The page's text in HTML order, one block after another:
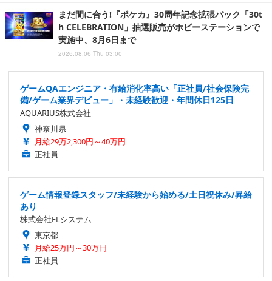
まだ間に合う!『ポケカ』30周年記念拡張パック「30t
h CELEBRATION」抽選販売がホビーステーションで
実施中、8月6日まで
2026.08.06 Thu 03:00
ゲームQAエンジニア・有給消化率高い「正社員/社会保険完
備/ゲーム業界デビュー」・未経験歓迎・年間休日125日
AQUARIUS株式会社
神奈川県
月給29万2,300円～40万円
正社員
ゲーム情報登録スタッフ/未経験から始める/土日祝休み/昇給
あり
株式会社ELシステム
東京都
月給25万円～30万円
正社員